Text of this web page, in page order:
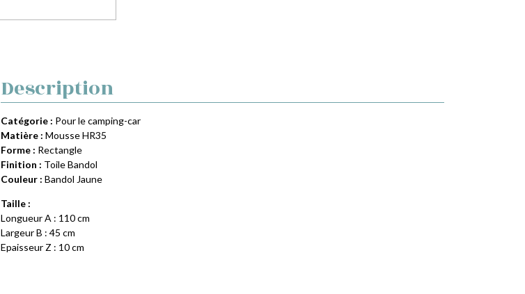
Description
Catégorie : Pour le camping-car
Matière : Mousse HR35
Forme : Rectangle
Finition : Toile Bandol
Couleur : Bandol Jaune
Taille :
Longueur A : 110 cm
Largeur B : 45 cm
Epaisseur Z : 10 cm